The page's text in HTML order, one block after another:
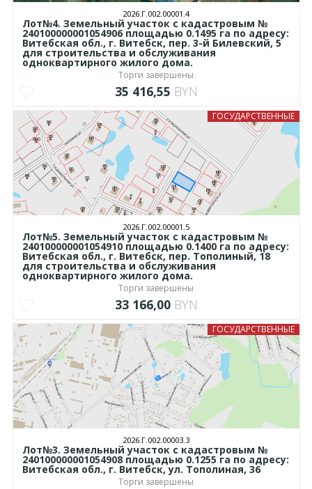
2026.Г.002.00001.4
Лот№4. Земельный участок с кадастровым №
240100000001054906 площадью 0.1495 га по адресу:
Витебская обл., г. Витебск, пер. 3-й Билевский, 5
для строительства и обслуживания
одноквартирного жилого дома.
Торги завершены
35 416,55 BYN
ГОСУДАРСТВЕННЫЕ
2026.Г.002.00001.5
Лот№5. Земельный участок с кадастровым №
240100000001054910 площадью 0.1400 га по адресу:
Витебская обл., г. Витебск, пер. Тополиный, 18
для строительства и обслуживания
одноквартирного жилого дома.
Торги завершены
33 166,00 BYN
ГОСУДАРСТВЕННЫЕ
2026.Г.002.00003.3
Лот№3. Земельный участок с кадастровым №
240100000001054908 площадью 0.1255 га по адресу:
Витебская обл., г. Витебск, ул. Тополиная, 36
Торги завершены